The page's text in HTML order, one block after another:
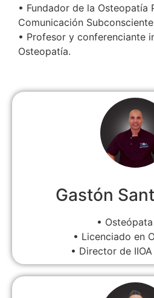
• Fundador de la Osteopatía
Comunicación
• Profesor y conferenciante
Osteopatía.
Gastón
• Osteópata
• Licenciado en
• Director de